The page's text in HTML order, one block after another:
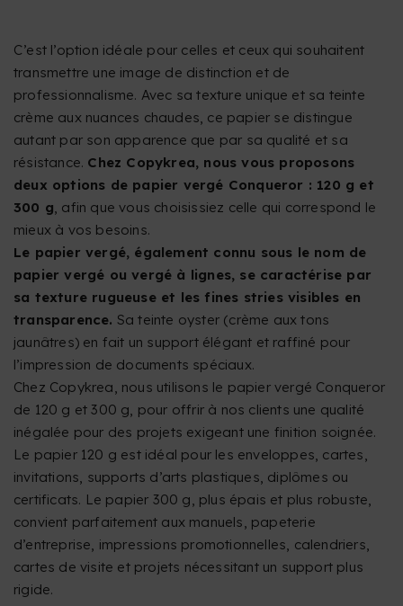
C’est l’option idéale pour celles et ceux qui souhaitent
transmettre une image de distinction et de
professionnalisme. Avec sa texture unique et sa teinte
crème aux nuances chaudes, ce papier se distingue
autant par son apparence que par sa qualité et sa
résistance. Chez Copykrea, nous vous proposons
deux options de papier vergé Conqueror : 120 g et
300 g, afin que vous choisissiez celle qui correspond le
mieux à vos besoins.
Le papier vergé, également connu sous le nom de
papier vergé ou vergé à lignes, se caractérise par
sa texture rugueuse et les fines stries visibles en
transparence. Sa teinte oyster (crème aux tons
jaunâtres) en fait un support élégant et raffiné pour
l’impression de documents spéciaux.
Chez Copykrea, nous utilisons le papier vergé Conqueror
de 120 g et 300 g, pour offrir à nos clients une qualité
inégalée pour des projets exigeant une finition soignée.
Le papier 120 g est idéal pour les enveloppes, cartes,
invitations, supports d’arts plastiques, diplômes ou
certificats. Le papier 300 g, plus épais et plus robuste,
convient parfaitement aux manuels, papeterie
d’entreprise, impressions promotionnelles, calendriers,
cartes de visite et projets nécessitant un support plus
rigide.